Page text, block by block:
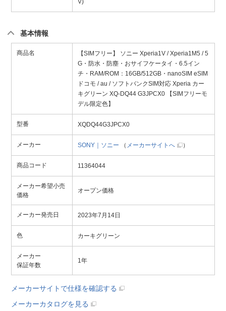
V)
基本情報
商品名
【SIMフリー】 ソニー Xperia1V / Xperia1M5 / 5
G・防水・防塵・おサイフケータイ・6.5イン
チ・RAM/ROM：16GB/512GB・nanoSIM eSIM
ドコモ / au / ソフトバンクSIM対応 Xperia カー
キグリーン XQ-DQ44 G3JPCX0 【SIMフリーモ
デル限定色】
型番 XQDQ44G3JPCX0
メーカー SONY｜ソニー （ メーカーサイトへ ）
商品コード 11364044
メーカー希望小売
価格
オープン価格
メーカー発売日 2023年7月14日
色 カーキグリーン
メーカー
保証年数
1年
メーカーサイトで仕様を確認する
メーカーカタログを見る